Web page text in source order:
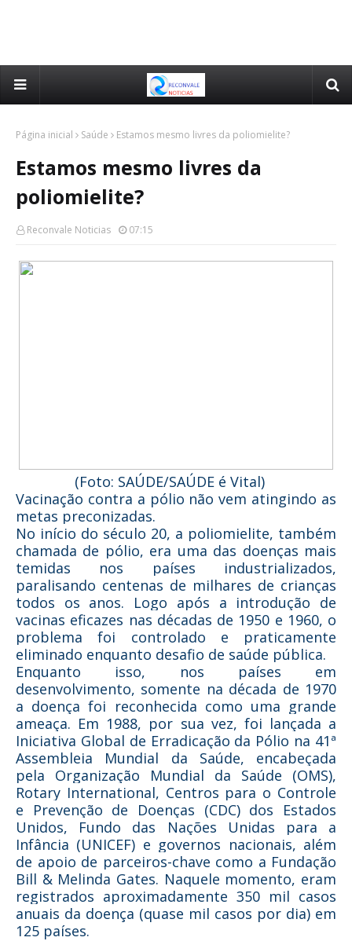
Página inicial Saúde Estamos mesmo livres da poliomielite?
Estamos mesmo livres da
poliomielite?
Reconvale Noticias 07:15
(Foto: SAÚDE/SAÚDE é Vital)
Vacinação contra a pólio não vem atingindo as
metas preconizadas.
No início do século 20, a poliomielite, também
chamada de pólio, era uma das doenças mais
temidas nos países industrializados,
paralisando centenas de milhares de crianças
todos os anos. Logo após a introdução de
vacinas eficazes nas décadas de 1950 e 1960, o
problema foi controlado e praticamente
eliminado enquanto desafio de saúde pública.
Enquanto isso, nos países em
desenvolvimento, somente na década de 1970
a doença foi reconhecida como uma grande
ameaça. Em 1988, por sua vez, foi lançada a
Iniciativa Global de Erradicação da Pólio na 41ª
Assembleia Mundial da Saúde, encabeçada
pela Organização Mundial da Saúde (OMS),
Rotary International, Centros para o Controle
e Prevenção de Doenças (CDC) dos Estados
Unidos, Fundo das Nações Unidas para a
Infância (UNICEF) e governos nacionais, além
de apoio de parceiros-chave como a Fundação
Bill & Melinda Gates. Naquele momento, eram
registrados aproximadamente 350 mil casos
anuais da doença (quase mil casos por dia) em
125 países.